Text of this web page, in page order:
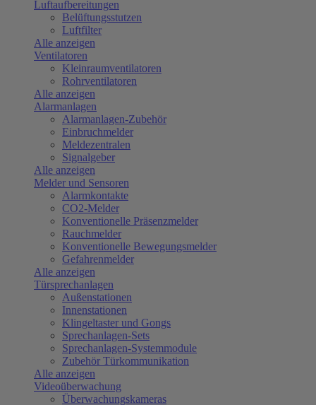
Luftaufbereitungen
Belüftungsstutzen
Luftfilter
Alle anzeigen
Ventilatoren
Kleinraumventilatoren
Rohrventilatoren
Alle anzeigen
Alarmanlagen
Alarmanlagen-Zubehör
Einbruchmelder
Meldezentralen
Signalgeber
Alle anzeigen
Melder und Sensoren
Alarmkontakte
CO2-Melder
Konventionelle Präsenzmelder
Rauchmelder
Konventionelle Bewegungsmelder
Gefahrenmelder
Alle anzeigen
Türsprechanlagen
Außenstationen
Innenstationen
Klingeltaster und Gongs
Sprechanlagen-Sets
Sprechanlagen-Systemmodule
Zubehör Türkommunikation
Alle anzeigen
Videoüberwachung
Überwachungskameras